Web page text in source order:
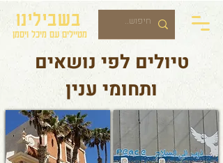
בשבילינו
מטיילים עם מיכל ויסמן
טיולים לפי נושאים
ותחומי ענין